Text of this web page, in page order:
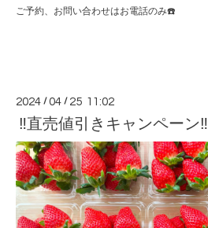
ご予約、お問い合わせはお電話のみ☎️
2024 /04 / 25 11:02
‼️直売値引きキャンペーン‼️